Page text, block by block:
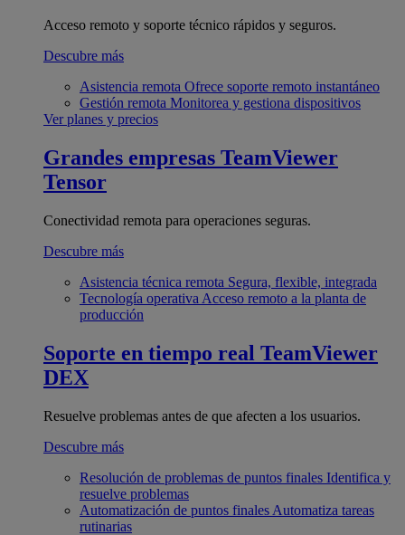
Acceso remoto y soporte técnico rápidos y seguros.
Descubre más
Asistencia remota Ofrece soporte remoto instantáneo
Gestión remota Monitorea y gestiona dispositivos
Ver planes y precios
Grandes empresas TeamViewer
Tensor
Conectividad remota para operaciones seguras.
Descubre más
Asistencia técnica remota Segura, flexible, integrada
Tecnología operativa Acceso remoto a la planta de
producción
Soporte en tiempo real TeamViewer
DEX
Resuelve problemas antes de que afecten a los usuarios.
Descubre más
Resolución de problemas de puntos finales Identifica y
resuelve problemas
Automatización de puntos finales Automatiza tareas
rutinarias